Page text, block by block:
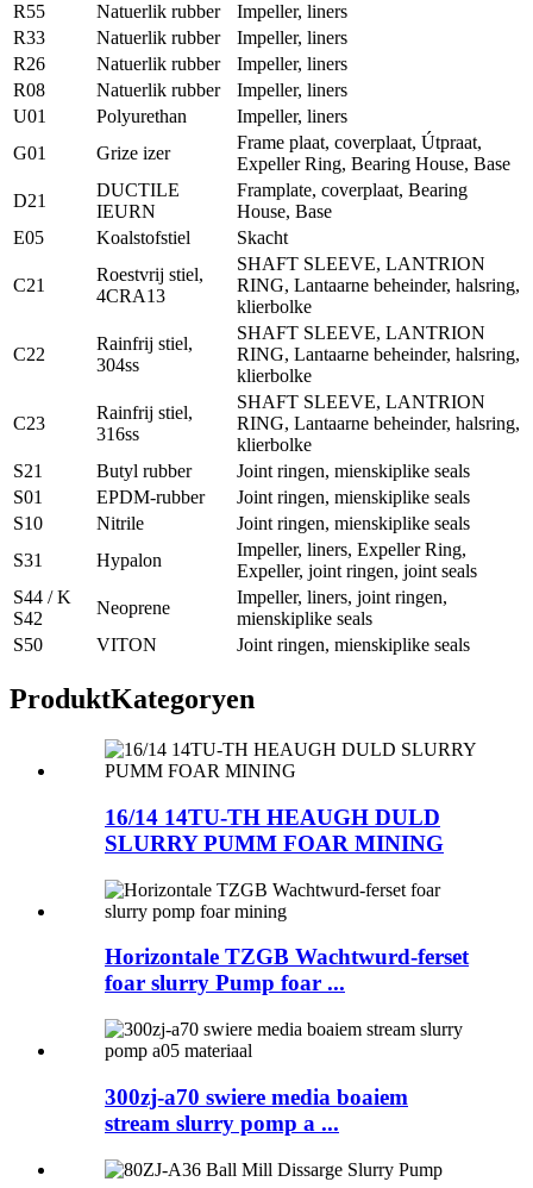
R55 Natuerlik rubber
Impeller, liners
R33
Natuerlik rubber
Impeller, liners
R26
Natuerlik rubber
Impeller, liners
R08
Natuerlik rubber
Impeller, liners
U01
Polyurethan
Impeller, liners
G01
Grize izer
Frame plaat, coverplaat, Útpraat,
Expeller Ring, Bearing House, Base
D21
DUCTILE
IEURN
Framplate, coverplaat, Bearing
House, Base
E05
Koalstofstiel Skacht
C21
Roestvrij stiel,
4CRA13
SHAFT SLEEVE, LANTRION
RING, Lantaarne beheinder, halsring,
klierbolke
C22
Rainfrij stiel,
304ss
SHAFT SLEEVE, LANTRION
RING, Lantaarne beheinder, halsring,
klierbolke
C23
Rainfrij stiel,
316ss
SHAFT SLEEVE, LANTRION
RING, Lantaarne beheinder, halsring,
klierbolke
S21
Butyl rubber
Joint ringen, mienskiplike seals
S01
EPDM-rubber
Joint ringen, mienskiplike seals
S10
Nitrile
Joint ringen, mienskiplike seals
S31
Hypalon
Impeller, liners, Expeller Ring,
Expeller, joint ringen, joint seals
S44 / K
S42
Neoprene
Impeller, liners, joint ringen,
mienskiplike seals
S50
VITON Joint ringen, mienskiplike seals
ProduktKategoryen
16/14 14TU-TH HEAUGH DULD
SLURRY PUMM FOAR MINING
Horizontale TZGB Wachtwurd-ferset
foar slurry Pump foar ...
300zj-a70 swiere media boaiem
stream slurry pomp a ...